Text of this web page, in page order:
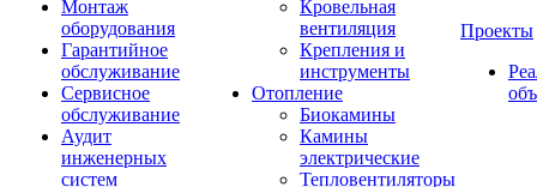
Монтаж
оборудования
Гарантийное
обслуживание
Сервисное
обслуживание
Аудит
инженерных
систем
Кровельная
вентиляция
Крепления и
инструменты
Отопление
Биокамины
Камины
электрические
Тепловентиляторы
Проекты